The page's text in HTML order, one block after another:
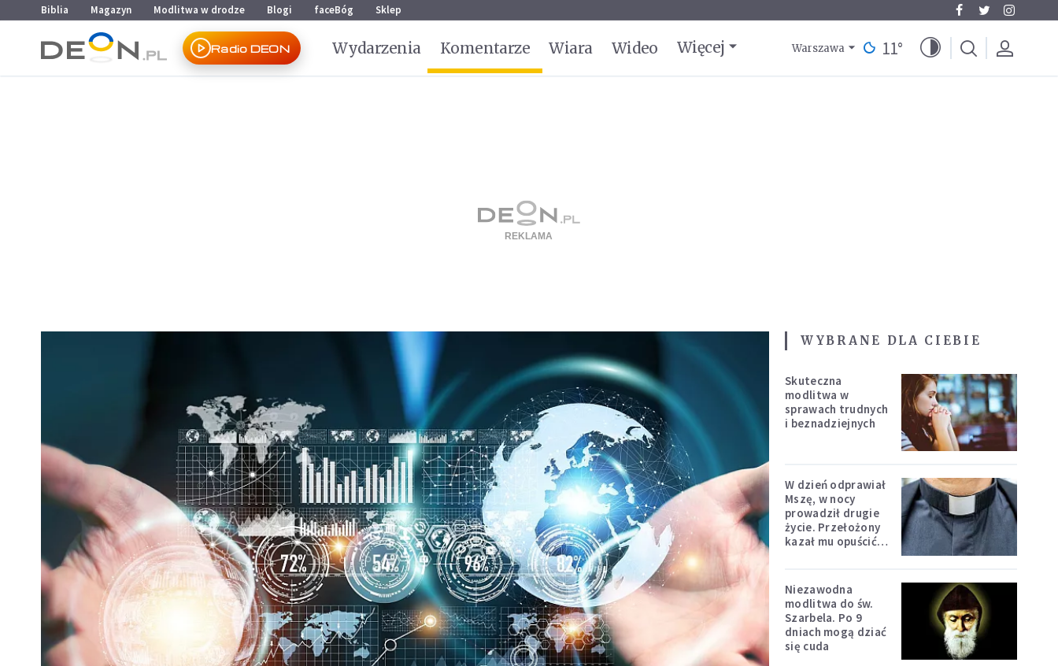
Przejdź do menu głównego
Przejdź do treści
Biblia Magazyn Modlitwa w drodze Blogi faceBóg Sklep
Radio DEON Wydarzenia Komentarze Wiara Wideo Więcej Warszawa 11°
WYBRANE DLA CIEBIE
Skuteczna
modlitwa w
sprawach trudnych
i beznadziejnych
W dzień odprawiał
Mszę, w nocy
prowadził drugie
życie. Przełożony
kazał mu opuścić
Niezawodna
modlitwa do św.
Szarbela. Po 9
dniach mogą dziać
się cuda